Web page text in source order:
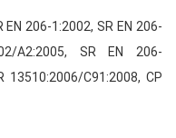
EN 206-1:2002, SR EN 206-
A2:2005, SR EN 206-
13510:2006/C91:2008, CP